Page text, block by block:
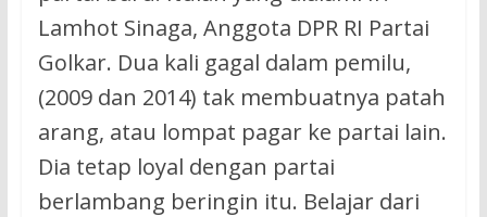
Lamhot Sinaga, Anggota DPR RI Partai
Golkar. Dua kali gagal dalam pemilu,
(2009 dan 2014) tak membuatnya patah
arang, atau lompat pagar ke partai lain.
Dia tetap loyal dengan partai
berlambang beringin itu. Belajar dari